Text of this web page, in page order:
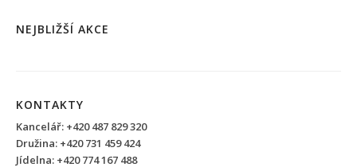
NEJBLIŽŠÍ AKCE
KONTAKTY
Kancelář: +420 487 829 320
Družina: +420 731 459 424
Jídelna: +420 774 167 488